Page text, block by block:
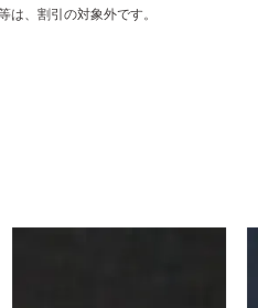
、割引の対象外です。